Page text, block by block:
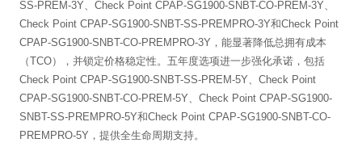
SS-PREM-3Y、Check Point CPAP-SG1900-SNBT-CO-PREM-3Y、
Check Point CPAP-SG1900-SNBT-SS-PREMPRO-3Y和Check Point
CPAP-SG1900-SNBT-CO-PREMPRO-3Y，能显著降低总拥有成本
（TCO），并锁定价格稳定性。五年度选项进一步强化承诺，包括
Check Point CPAP-SG1900-SNBT-SS-PREM-5Y、Check Point
CPAP-SG1900-SNBT-CO-PREM-5Y、Check Point CPAP-SG1900-
SNBT-SS-PREMPRO-5Y和Check Point CPAP-SG1900-SNBT-CO-
PREMPRO-5Y，提供全生命周期支持。